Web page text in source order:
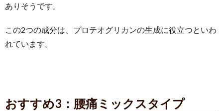
ありそうです。
この2つの成分は、プロテオグリカンの生成に役立つといわ
れています。
おすすめ3：腰痛ミックスタイプ